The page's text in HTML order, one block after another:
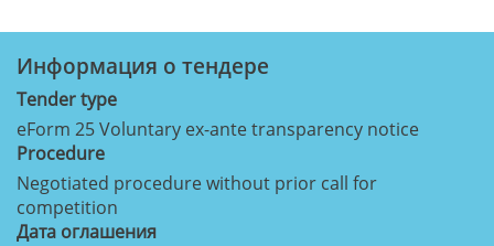
Информация о тендерe
Tender type
eForm 25 Voluntary ex-ante transparency notice
Procedure
Negotiated procedure without prior call for
competition
Дата оглашения